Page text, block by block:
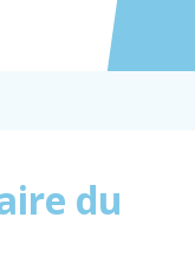
Accéder
du